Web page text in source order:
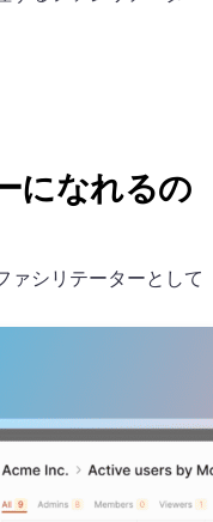
になれるの
ァシリテーターとして